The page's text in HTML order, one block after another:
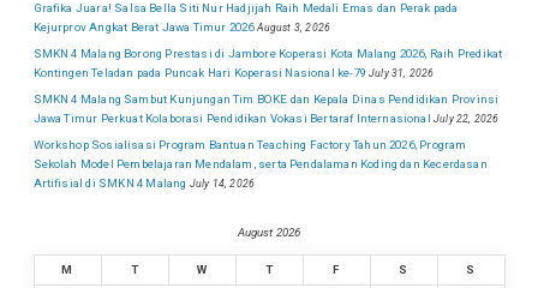
Grafika Juara! Salsa Bella Siti Nur Hadjijah Raih Medali Emas dan Perak pada
Kejurprov Angkat Berat Jawa Timur 2026 August 3, 2026
SMKN 4 Malang Borong Prestasi di Jambore Koperasi Kota Malang 2026, Raih Predikat
Kontingen Teladan pada Puncak Hari Koperasi Nasional ke-79 July 31, 2026
SMKN 4 Malang Sambut Kunjungan Tim BOKE dan Kepala Dinas Pendidikan Provinsi
Jawa Timur Perkuat Kolaborasi Pendidikan Vokasi Bertaraf Internasional July 22, 2026
Workshop Sosialisasi Program Bantuan Teaching Factory Tahun 2026, Program
Sekolah Model Pembelajaran Mendalam, serta Pendalaman Koding dan Kecerdasan
Artifisial di SMKN 4 Malang July 14, 2026
August 2026
M T W T F S S